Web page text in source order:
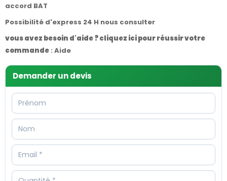
accord BAT
Possibilité d'express 24 H nous consulter
vous avez besoin d'aide ? cliquez ici pour réussir votre
commande : Aide
Demander un devis